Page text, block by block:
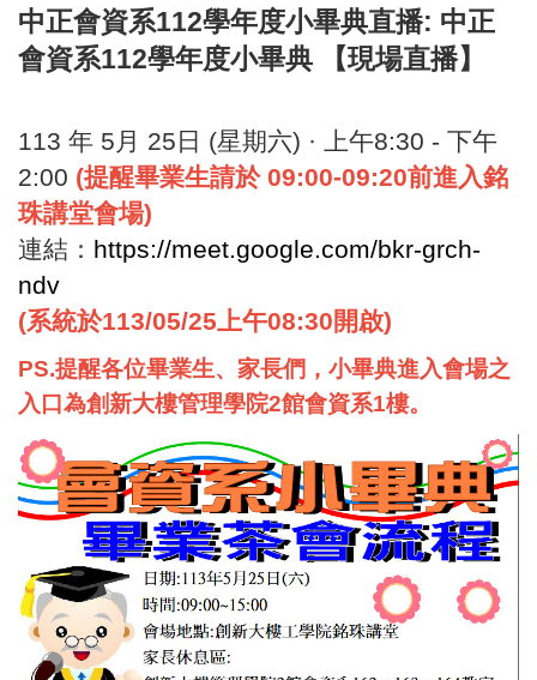
中正會資系112學年度小畢典直播: 中正
會資系112學年度小畢典 【現場直播】
113 年 5月 25日 (星期六) · 上午8:30 - 下午
2:00 (提醒畢業生請於 09:00-09:20前進入銘
珠講堂會場)
連結： https://meet.google.com/bkr-grch-
ndv
(系統於113/05/25上午08:30開啟)
PS.提醒各位畢業生、家長們，小畢典進入會場之
入口為創新大樓管理學院2館會資系1樓。